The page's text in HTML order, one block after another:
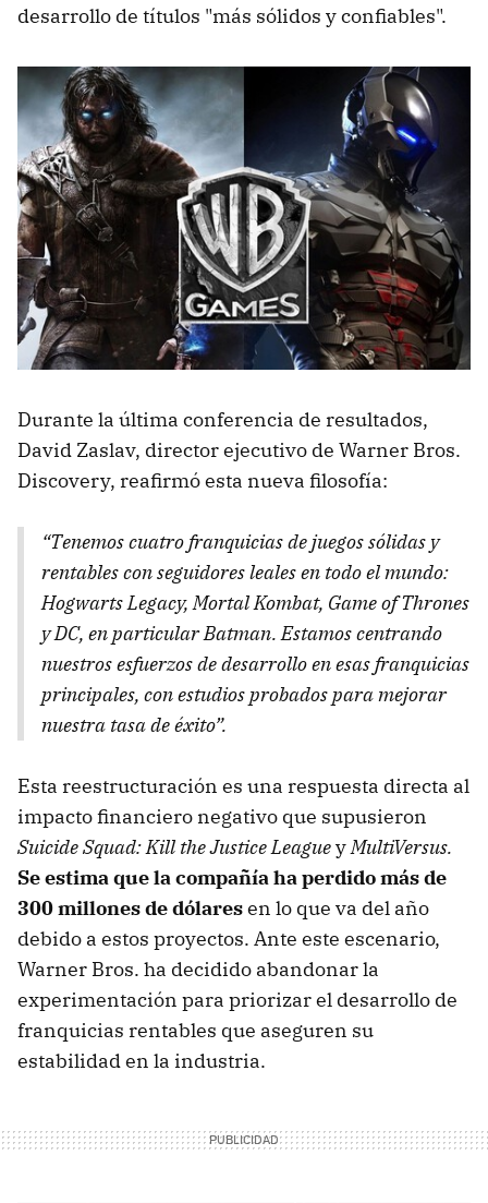
desarrollo de títulos "más sólidos y confiables".
Durante la última conferencia de resultados,
David Zaslav, director ejecutivo de Warner Bros.
Discovery, reafirmó esta nueva filosofía:
“Tenemos cuatro franquicias de juegos sólidas y
rentables con seguidores leales en todo el mundo:
Hogwarts Legacy, Mortal Kombat, Game of Thrones
y DC, en particular Batman. Estamos centrando
nuestros esfuerzos de desarrollo en esas franquicias
principales, con estudios probados para mejorar
nuestra tasa de éxito”.
Esta reestructuración es una respuesta directa al
impacto financiero negativo que supusieron
Suicide Squad: Kill the Justice LeagueyMultiVersus.
Se estima que la compañía ha perdido más de
300 millones de dólaresen lo que va del año
debido a estos proyectos. Ante este escenario,
Warner Bros. ha decidido abandonar la
experimentación para priorizar el desarrollo de
franquicias rentables que aseguren su
estabilidad en la industria.